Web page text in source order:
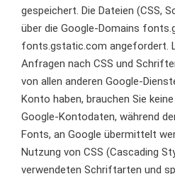
gespeichert. Die Dateien (CSS,
über die Google-Domains
fonts.gstatic.com angefordert.
Anfragen nach CSS und
von allen anderen Google-
Konto haben, brauchen Sie
Google-Kontodaten, während
Fonts, an Google übermittelt
Nutzung von CSS (Cascading
verwendeten Schriftarten und